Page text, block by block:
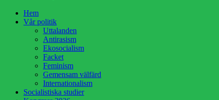
HoppaHem
Vår politik
Uttalanden
Antirasism
Ekosocialism
Facket
Feminism
Gemensam välfärd
Internationalism
Socialistiska studier